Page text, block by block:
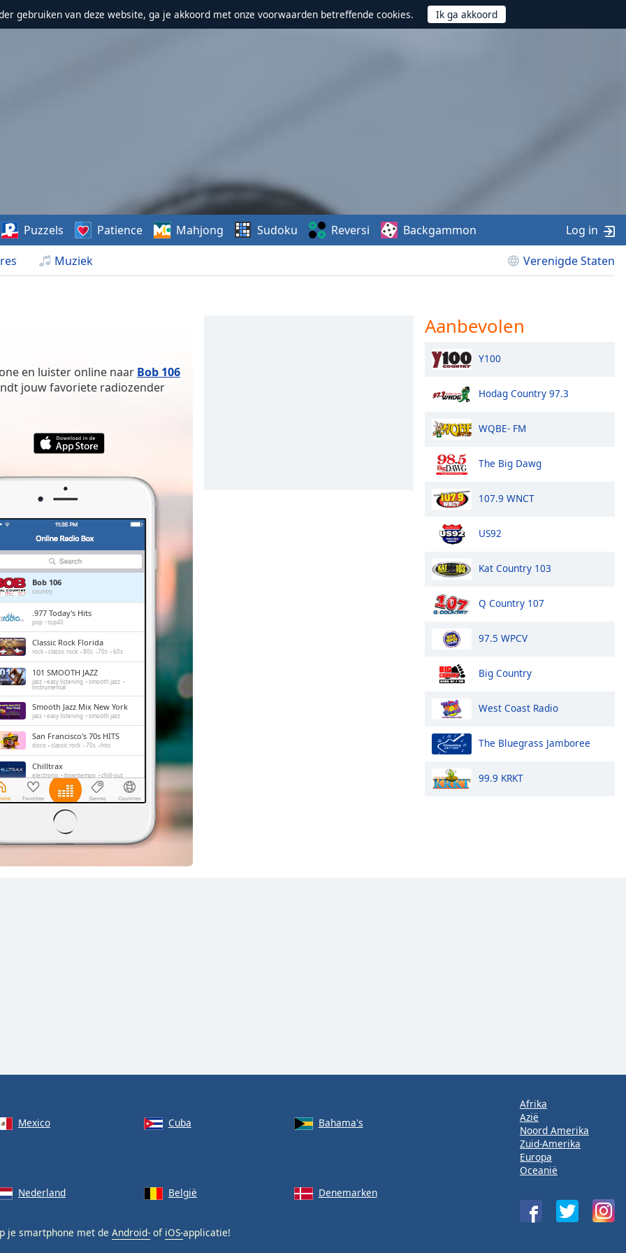
gebruiken van deze website, ga je akkoord met onze voorwaarden betreffende cookies.
Muziek Verenigde Staten
Puzzels Patience Mahjong Sudoku Reversi Backgammon Log in
en luister online naar Bob 106
jouw favoriete radiozender
Bob 106
country
.977 Today's Hits
pop top40
Classic Rock Florida
rock classic rock 80s 70s 60s
101 SMOOTH JAZZ
jazz easy listening smooth jazz
instrumental
Smooth Jazz Mix New York
jazz easy listening smooth jazz
San Francisco's 70s HITS
disco classic rock 70s hits
Chilltrax
electronic downtempo chill-out
Side Street Radio
dance electronic trance house
progressive house
FOX News Talk
Aanbevolen
Y100
Hodag Country 97.3
WQBE- FM
The Big Dawg
107.9 WNCT
US92
Kat Country 103
Q Country 107
97.5 WPCV
Big Country
West Coast Radio
The Bluegrass Jamboree
99.9 KRKT
Mexico Cuba
Bahama's
Nederland België Denemarken
je smartphone met de Android- of iOS-applicatie!
Afrika
Azië
Noord Amerika
Zuid-Amerika
Europa
Oceanië